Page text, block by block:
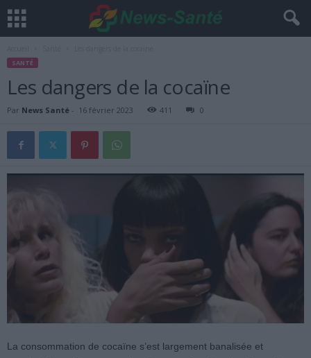
SANTÉ
Les dangers de la cocaïne
Par News Santé - 16 février 2023 411 0
La consommation de cocaïne s’est largement banalisée et